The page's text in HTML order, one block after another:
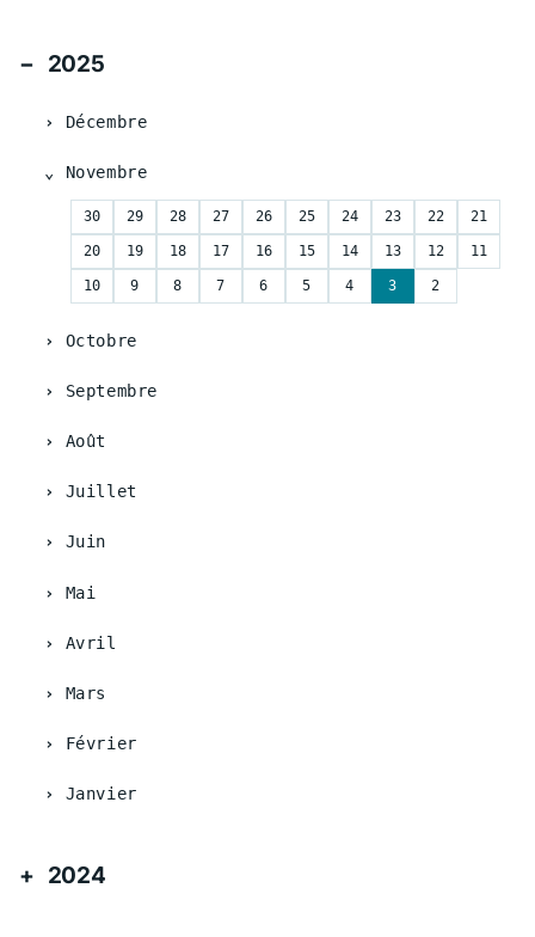
2025
Décembre
Novembre
30 29 28 27 26 25 24 23 22 21
20 19 18 17 16 15 14 13 12 11
10 9 8 7 6 5 4 3 2
Octobre
Septembre
Août
Juillet
Juin
Mai
Avril
Mars
Février
Janvier
2024